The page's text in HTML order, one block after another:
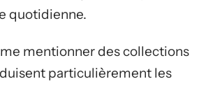
quotidienne.
mentionner des collections
particulièrement les